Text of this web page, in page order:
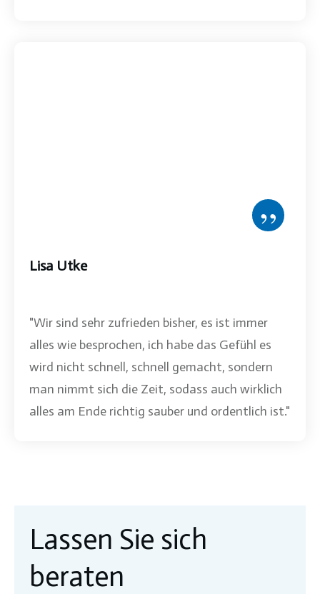
Lisa Utke
"Wir sind sehr zufrieden bisher, es ist immer
alles wie besprochen, ich habe das Gefühl es
wird nicht schnell, schnell gemacht, sondern
man nimmt sich die Zeit, sodass auch wirklich
alles am Ende richtig sauber und ordentlich ist."
”
Lassen Sie sich
beraten